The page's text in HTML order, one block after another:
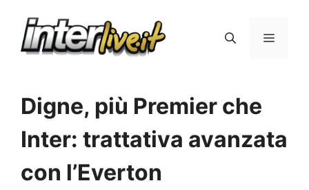
Menu
Digne, più Premier che
Inter: trattativa avanzata
con l’Everton